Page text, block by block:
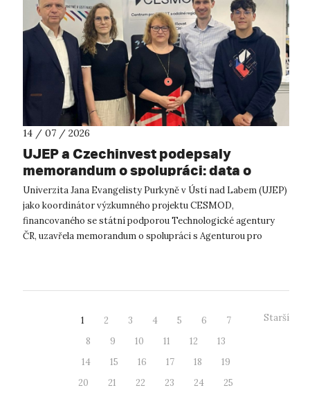
14 / 07 / 2026
UJEP a Czechinvest podepsaly
memorandum o spolupráci: data o
podnikatelském prostředí posílí
výzkum CESMOD
Univerzita Jana Evangelisty Purkyně v Ústí nad Labem (UJEP)
jako koordinátor výzkumného projektu CESMOD,
financovaného se státní podporou Technologické agentury
ČR, uzavřela memorandum o spolupráci s Agenturou pro
1 2 3 4 5 6
7
8
9 10 11 12
13
14
15 16 17 18
19
20
21 22 23 24
25
Starší